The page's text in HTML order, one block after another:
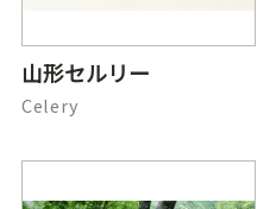
山形セルリー
Celery